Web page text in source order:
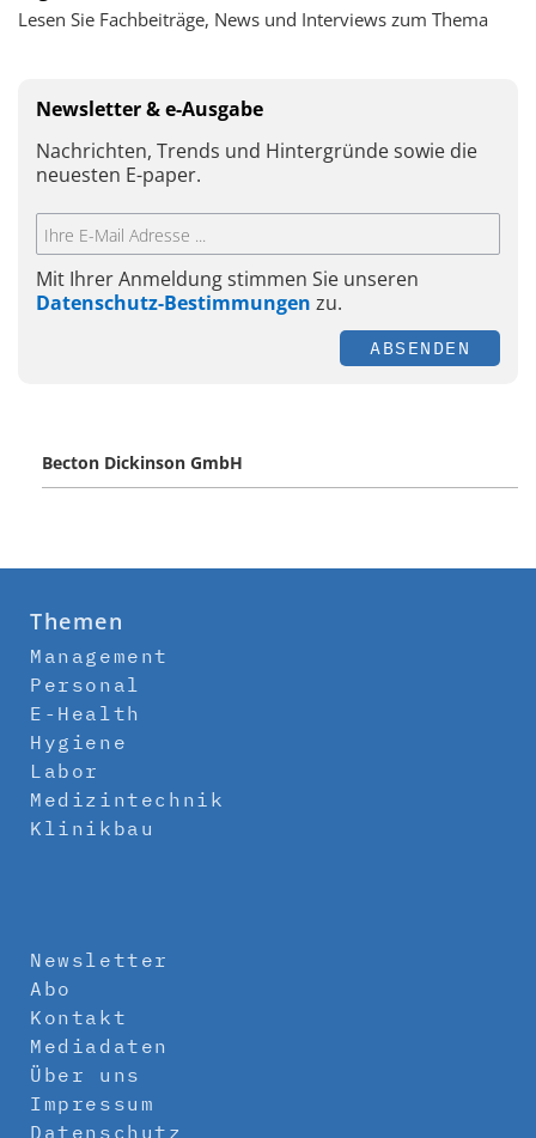
Lesen Sie Fachbeiträge, News und Interviews zum Thema
Newsletter & e-Ausgabe
Nachrichten, Trends und Hintergründe sowie die
neuesten E-paper.
Mit Ihrer Anmeldung stimmen Sie unseren
Datenschutz-Bestimmungen zu.
ABSENDEN
Becton Dickinson GmbH
Themen
Management
Personal
E-Health
Hygiene
Labor
Medizintechnik
Klinikbau
Newsletter
Abo
Kontakt
Mediadaten
Über uns
Impressum
Datenschutz